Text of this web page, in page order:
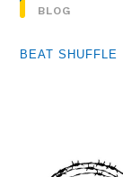
BLOG
BEAT SHUFFLE